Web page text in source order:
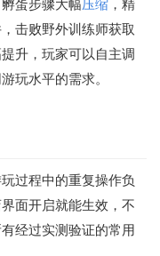
蛋步骤大幅压缩 ，精
击败野外训练师获取
升，玩家可以自主调
玩水平的需求。
过程中的重复操作负
面开启就能生效，不
经过实测验证的常用